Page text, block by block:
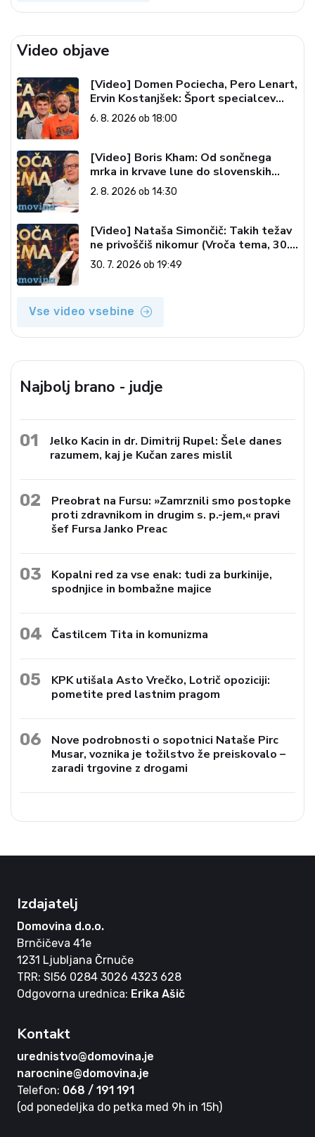
Video objave
[Video] Domen Pociecha, Pero Lenart,
Ervin Kostanjšek: Šport specialcev
(Vroča tema, 6. 8. 2026)
6. 8. 2026 ob 18:00
[Video] Boris Kham: Od sončnega
mrka in krvave lune do slovenskih
pečatov v vesolju (Vroča tema, 2. 8.
2026)
2. 8. 2026 ob 14:30
[Video] Nataša Simončič: Takih težav
ne privoščiš nikomur (Vroča tema, 30.
7. 2026)
30. 7. 2026 ob 19:49
Vse video vsebine
Najbolj brano - judje
01
Jelko Kacin in dr. Dimitrij Rupel: Šele danes
razumem, kaj je Kučan zares mislil
02
Preobrat na Fursu: »Zamrznili smo postopke
proti zdravnikom in drugim s. p.-jem,« pravi
šef Fursa Janko Preac
03
Kopalni red za vse enak: tudi za burkinije,
spodnjice in bombažne majice
04 Častilcem Tita in komunizma
05
KPK utišala Asto Vrečko, Lotrič opoziciji:
pometite pred lastnim pragom
06
Nove podrobnosti o sopotnici Nataše Pirc
Musar, voznika je tožilstvo že preiskovalo –
zaradi trgovine z drogami
Izdajatelj
Domovina d.o.o.
Brnčičeva 41e
1231 Ljubljana Črnuče
TRR: SI56 0284 3026 4323 628
Odgovorna urednica: Erika Ašič
Kontakt
urednistvo@domovina.je
narocnine@domovina.je
Telefon: 068 / 191 191
(od ponedeljka do petka med 9h in 15h)